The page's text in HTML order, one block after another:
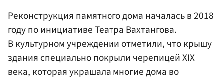
Реконструкция памятного дома началась в 2018
году по инициативе Театра Вахтангова.
В культурном учреждении отметили, что крышу
здания специально покрыли черепицей XIX
века, которая украшала многие дома во